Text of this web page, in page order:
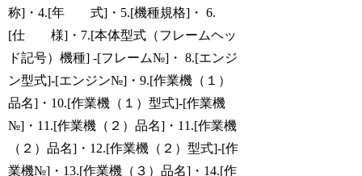
称]・4.[年 式]・5.[機種規格]・ 6.
[仕 様]・7.[本体型式（フレームヘッ
ド記号）機種] -[フレーム№]・ 8.[エンジ
ン型式]-[エンジン№]・9.[作業機（１）
品名]・10.[作業機（１）型式]-[作業機
№]・11.[作業機（２）品名]・11.[作業機
（２）品名]・12.[作業機（２）型式]-[作
業機№]・13.[作業機（３）品名]・14.[作